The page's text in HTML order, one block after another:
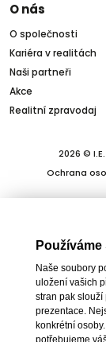
O nás
O společnosti
Kariéra v realitách
Naši partneři
Akce
Realitní zpravodaj
2026 ©
Ochrana
Naše soubory
uložení vašich
stran pak
prezentace.
konkrétní
potřebujeme